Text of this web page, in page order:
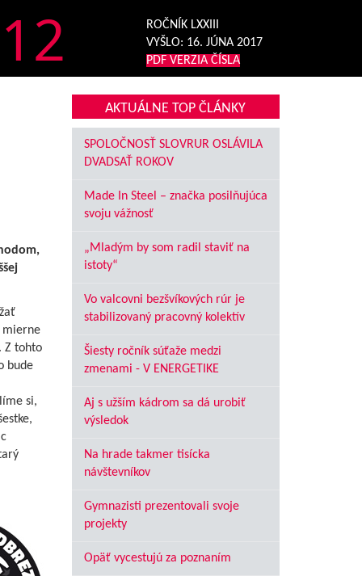
12
ROČNÍK LXXIII
VYŠLO: 16. JÚNA 2017
PDF VERZIA ČÍSLA
mierne
Z tohto
bude
si,
AKTUÁLNE TOP ČLÁNKY
SPOLOČNOSŤ SLOVRUR OSLÁVILA
DVADSAŤ ROKOV
Made In Steel – značka posilňujúca
svoju vážnosť
„Mladým by som radil staviť na
istoty“
Vo valcovni bezšvíkových rúr je
stabilizovaný pracovný kolektív
Šiesty ročník súťaže medzi
zmenami - V ENERGETIKE
Aj s užším kádrom sa dá urobiť
výsledok
Na hrade takmer tisícka
návštevníkov
Gymnazisti prezentovali svoje
projekty
Opäť vycestujú za poznaním